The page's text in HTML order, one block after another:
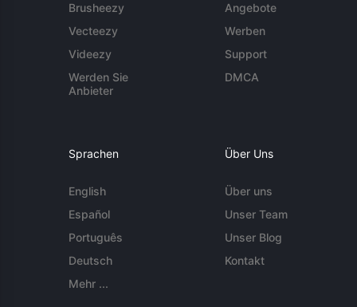
Brusheezy
Vecteezy
Videezy
Werden Sie
Anbieter
Angebote
Werben
Support
DMCA
Sprachen
English
Español
Português
Deutsch
Mehr ...
Über Uns
Über uns
Unser Team
Unser Blog
Kontakt